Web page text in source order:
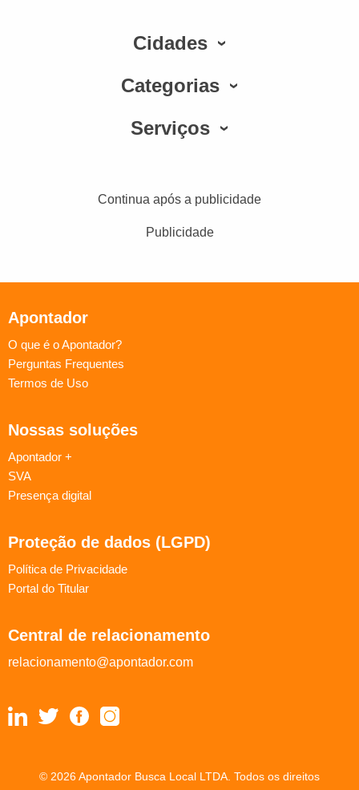
Cidades
Categorias
Serviços
Continua após a publicidade
Publicidade
Apontador
O que é o Apontador?
Perguntas Frequentes
Termos de Uso
Nossas soluções
Apontador +
SVA
Presença digital
Proteção de dados (LGPD)
Política de Privacidade
Portal do Titular
Central de relacionamento
relacionamento@apontador.com
© 2026 Apontador Busca Local LTDA. Todos os direitos